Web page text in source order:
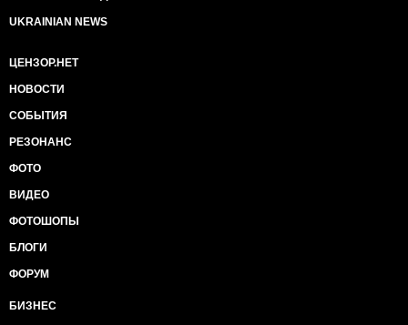
UKRAINIAN NEWS
ЦЕНЗОР.НЕТ
НОВОСТИ
СОБЫТИЯ
РЕЗОНАНС
ФОТО
ВИДЕО
ФОТОШОПЫ
БЛОГИ
ФОРУМ
БИЗНЕС